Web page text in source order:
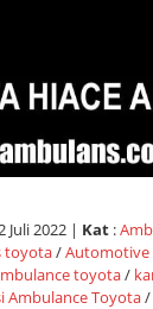
Juli 2022 | Kat :
toyota/Automotive
toyota/
Ambulance Toyota/